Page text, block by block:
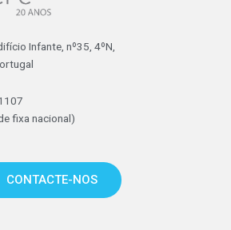
Infante, nº35, 4ºN,
fixa nacional)
CONTACTE-NOS